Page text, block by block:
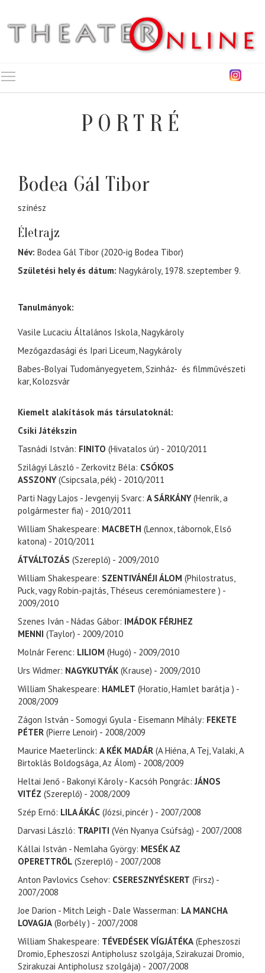
PORTRÉ
Bodea Gál Tibor
színész
Életrajz
Név: Bodea Gál Tibor (2020-ig Bodea Tibor)
Születési hely és dátum: Nagykároly, 1978. szeptember 9.
Tanulmányok:
Vasile Lucaciu Általános Iskola, Nagykároly
Mezőgazdasági és Ipari Liceum, Nagykároly
Babes-Bolyai Tudományegyetem, Szinház- és filmművészeti
kar, Kolozsvár
Kiemelt alakítások más társulatoknál:
Csiki Játékszin
Tasnádi István: FINITO (Hivatalos úr) - 2010/2011
Szilágyi László - Zerkovitz Béla: CSÓKOS
ASSZONY(Csipcsala, pék) - 2010/2011
Parti Nagy Lajos - Jevgenyij Svarc: A SÁRKÁNY(Henrik, a
polgármester fia) - 2010/2011
William Shakespeare: MACBETH (Lennox, tábornok, Első
katona) - 2010/2011
ÁTVÁLTOZÁS (Szereplő) - 2009/2010
William Shakespeare: SZENTIVÁNÉJI ÁLOM (Philostratus,
Puck, vagy Robin-pajtás, Théseus ceremóniamestere ) -
2009/2010
Szenes Iván - Nádas Gábor: IMÁDOK FÉRJHEZ
MENNI (Taylor) - 2009/2010
Molnár Ferenc: LILIOM (Hugó) - 2009/2010
Urs Widmer: NAGYKUTYÁK (Krause) - 2009/2010
William Shakespeare: HAMLET (Horatio, Hamlet barátja ) -
2008/2009
Zágon István - Somogyi Gyula - Eisemann Mihály: FEKETE
PÉTER (Pierre Lenoir) - 2008/2009
Maurice Maeterlinck: A KÉK MADÁR (A Hiéna, A Tej, Valaki, A
Birtoklás Boldogsága, Az Álom) - 2008/2009
Heltai Jenő - Bakonyi Károly - Kacsóh Pongrác:JÁNOS
VITÉZ (Szereplő) - 2008/2009
Szép Ernő: LILA ÁKÁC (Józsi, pincér ) - 2007/2008
Darvasi László: TRAPITI (Vén Nyanya Csúfság) - 2007/2008
Kállai István - Nemlaha György: MESÉK AZ
OPERETTRŐL (Szereplő) - 2007/2008
Anton Pavlovics Csehov: CSERESZNYÉSKERT (Firsz) -
2007/2008
Joe Darion - Mitch Leigh - Dale Wasserman: LA MANCHA
LOVAGJA (Borbély ) - 2007/2008
William Shakespeare: TÉVEDÉSEK VÍGJÁTÉKA (Epheszoszi
Dromio, Epheszoszi Antipholusz szolgája, Szirakuzai Dromio,
Szirakuzai Antipholusz szolgája) - 2007/2008